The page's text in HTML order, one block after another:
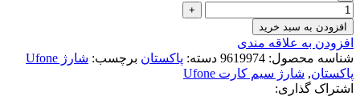
افزودن به سبد خرید
افزودن به علاقه مندی
شناسه محصول: 9619974 دسته: پاکستان برچسب:
شارژ Ufone
پاکستان, شارژ سیم کارت Ufone
اشتراک گذاری: